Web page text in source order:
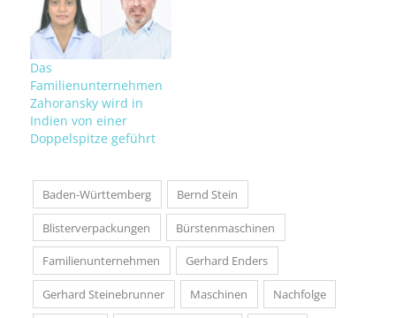
Das
Familienunternehmen
Zahoransky wird in
Indien von einer
Doppelspitze geführt
Baden-Württemberg Bernd Stein
Blisterverpackungen Bürstenmaschinen
Familienunternehmen Gerhard Enders
Gerhard Steinebrunner Maschinen Nachfolge